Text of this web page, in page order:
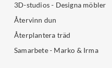
3D-studios - Designa möbler
Återvinn dun
Återplantera träd
Samarbete - Marko & Irma